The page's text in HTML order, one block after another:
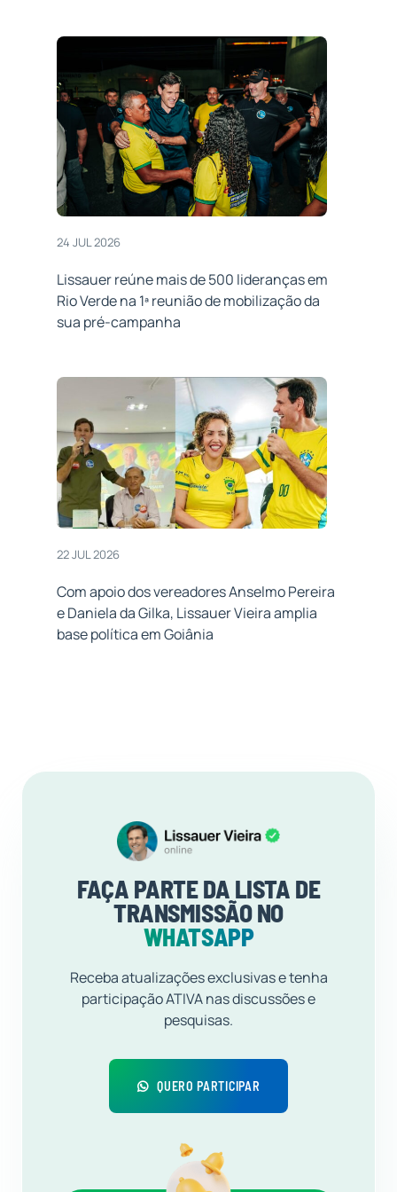
24 JUL 2026
Lissauer reúne mais de 500 lideranças em
Rio Verde na 1ª reunião de mobilização da
sua pré-campanha
22 JUL 2026
Com apoio dos vereadores Anselmo Pereira
e Daniela da Gilka, Lissauer Vieira amplia
base política em Goiânia
FAÇA PARTE DA LISTA DE
TRANSMISSÃO NO
WHATSAPP
Receba atualizações exclusivas e tenha
participação ATIVA nas discussões e
pesquisas.
QUERO PARTICIPAR